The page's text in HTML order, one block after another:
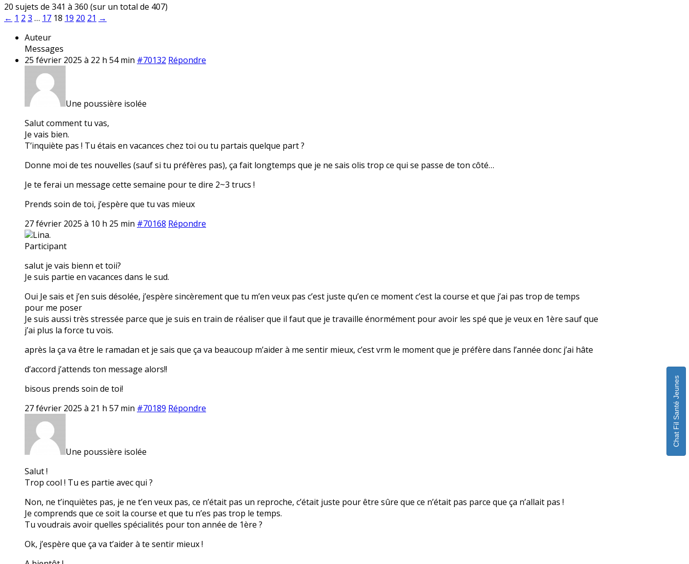
20 sujets de 341 à 360 (sur un total de 407)
← 1 2 3 … 17 18 19 20 21 →
Auteur
Messages
25 février 2025 à 22 h 54 min #70132 Répondre
Une poussière isolée
Salut comment tu vas,
Je vais bien.
T’inquiète pas ! Tu étais en vacances chez toi ou tu partais quelque part ?
Donne moi de tes nouvelles (sauf si tu préfères pas), ça fait longtemps que je ne sais olis trop ce qui se passe de ton côté…
Je te ferai un message cette semaine pour te dire 2~3 trucs !
Prends soin de toi, j’espère que tu vas mieux
27 février 2025 à 10 h 25 min #70168 Répondre
Lina.
Participant
salut je vais bienn et toii?
Je suis partie en vacances dans le sud.
Oui Je sais et j’en suis désolée, j’espère sincèrement que tu m’en veux pas c’est juste qu’en ce moment c’est la course et que j’ai pas trop de temps
pour me poser
Je suis aussi très stressée parce que je suis en train de réaliser que il faut que je travaille énormément pour avoir les spé que je veux en 1ère sauf que
j’ai plus la force tu vois.
après la ça va être le ramadan et je sais que ça va beaucoup m’aider à me sentir mieux, c’est vrm le moment que je préfère dans l’année donc j’ai hâte
d’accord j’attends ton message alors!!
bisous prends soin de toi!
27 février 2025 à 21 h 57 min #70189 Répondre
Une poussière isolée
Salut !
Trop cool ! Tu es partie avec qui ?
Non, ne t’inquiètes pas, je ne t’en veux pas, ce n’était pas un reproche, c’était juste pour être sûre que ce n’était pas parce que ça n’allait pas !
Je comprends que ce soit la course et que tu n’es pas trop le temps.
Tu voudrais avoir quelles spécialités pour ton année de 1ère ?
Ok, j’espère que ça va t’aider à te sentir mieux !
Chat Fil Santé Jeunes